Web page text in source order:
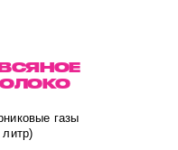
газы
литр)